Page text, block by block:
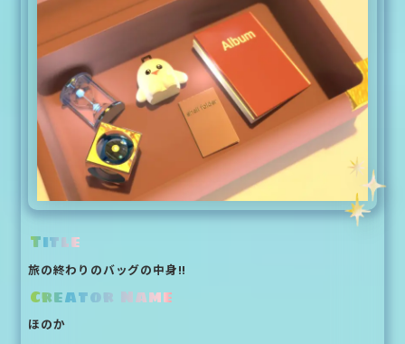
Title
旅の終わりのバッグの中身!!
Creator Name
ほのか